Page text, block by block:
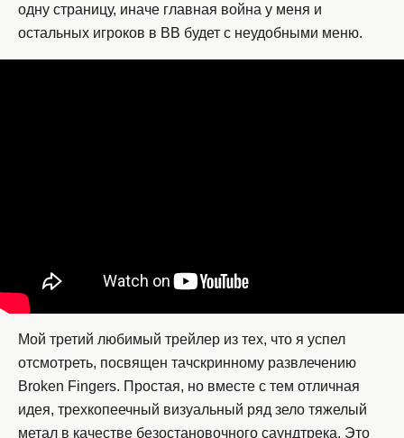
одну страницу, иначе главная война у меня и
остальных игроков в BB будет с неудобными меню.
Мой третий любимый трейлер из тех, что я успел
отсмотреть, посвящен тачскринному развлечению
Broken Fingers. Простая, но вместе с тем отличная
идея, трехкопеечный визуальный ряд зело тяжелый
метал в качестве безостановочного саундтрека. Это